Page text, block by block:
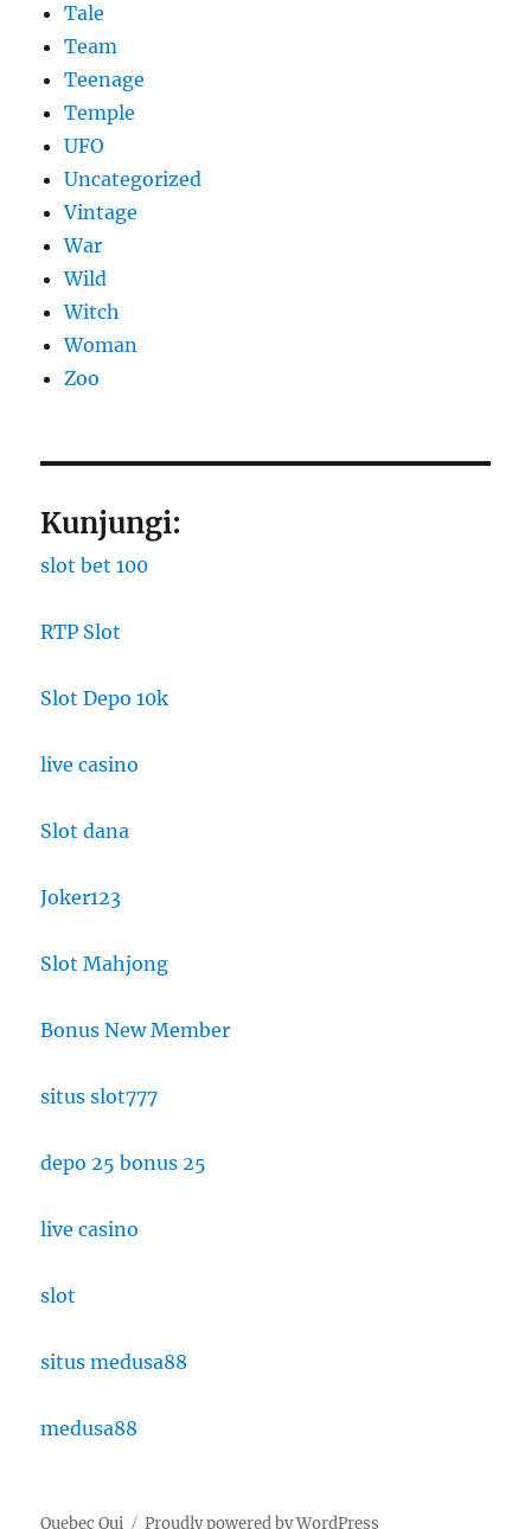
Tale
Team
Teenage
Temple
UFO
Uncategorized
Vintage
War
Wild
Witch
Woman
Zoo
Kunjungi:
slot bet 100
RTP Slot
Slot Depo 10k
live casino
Slot dana
Joker123
Slot Mahjong
Bonus New Member
situs slot777
depo 25 bonus 25
live casino
slot
situs medusa88
medusa88
Quebec Oui Proudly powered by WordPress